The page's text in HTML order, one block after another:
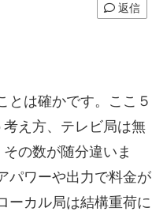
返信
とは確かです。ここ５
え方、テレビ局は無
の数が随分違いま
パワーや出力で料金が
ーカル局は結構重荷に